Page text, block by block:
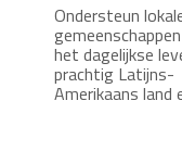
Ondersteun
het dagelijkse
prachtig Latijns-
Amerikaans land